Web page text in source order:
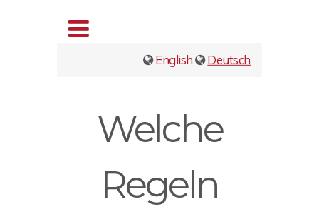
English Deutsch
Welche
Regeln